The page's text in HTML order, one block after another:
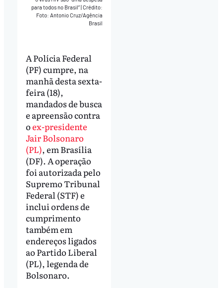
para todos no Brasil”|Crédito:
Foto: Antonio Cruz/Agência
Brasil
A Polícia Federal
(PF) cumpre, na
manhã desta sexta-
feira (18),
mandados de busca
e apreensão contra
oex-presidente
Jair Bolsonaro
(PL), em Brasília
(DF). A operação
foi autorizada pelo
Supremo Tribunal
Federal (STF) e
inclui ordens de
cumprimento
também em
endereços ligados
ao Partido Liberal
(PL), legenda de
Bolsonaro.